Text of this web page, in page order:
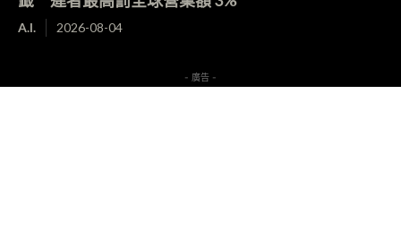
A.I. 2026-08-04
- 廣告 -